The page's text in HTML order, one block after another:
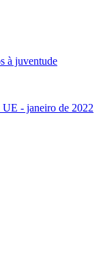
à juventude
‑ janeiro de 2022